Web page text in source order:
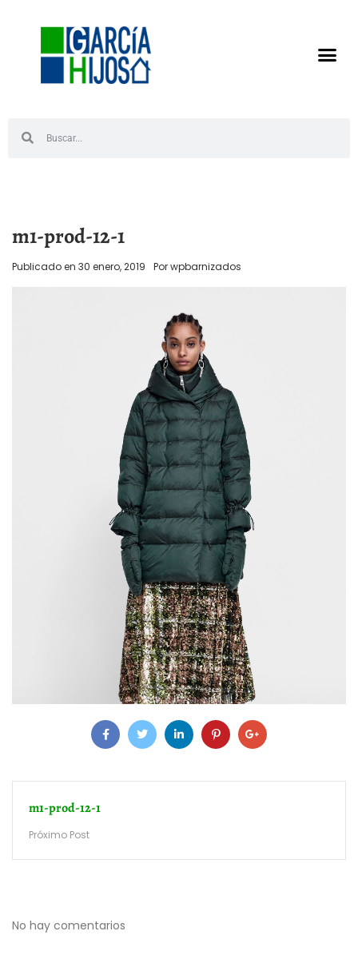
m1-prod-12-1
Publicado en 30 enero, 2019 Porwpbarnizados
m1-prod-12-1
Próximo Post
No hay comentarios